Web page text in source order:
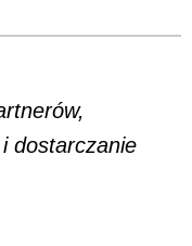
dostarczanie